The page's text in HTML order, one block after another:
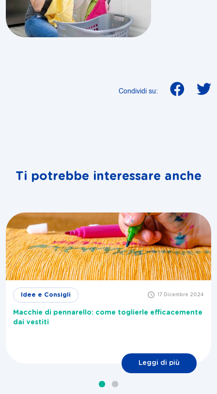
Condividi su:
Ti potrebbe interessare anche
Idee e Consigli 17 Dicembre 2024
Macchie di pennarello: come toglierle efficacemente
dai vestiti
Leggi di più